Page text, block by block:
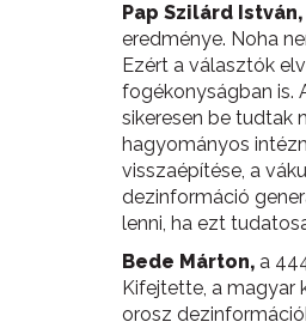
Pap Szilárd István,
eredménye. Noha
Ezért a választók
fogékonyságban is.
sikeresen be tudtak
hagyományos
visszaépítése, a
dezinformáció
lenni, ha ezt
Bede Márton, a
Kifejtette, a magyar
orosz